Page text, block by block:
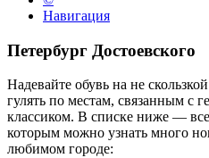
Навигация
Петербург Достоевского
Надевайте обувь на не
гулять по местам, связанным с
классиком. В списке ниже —
которым можно узнать много
любимом городе: